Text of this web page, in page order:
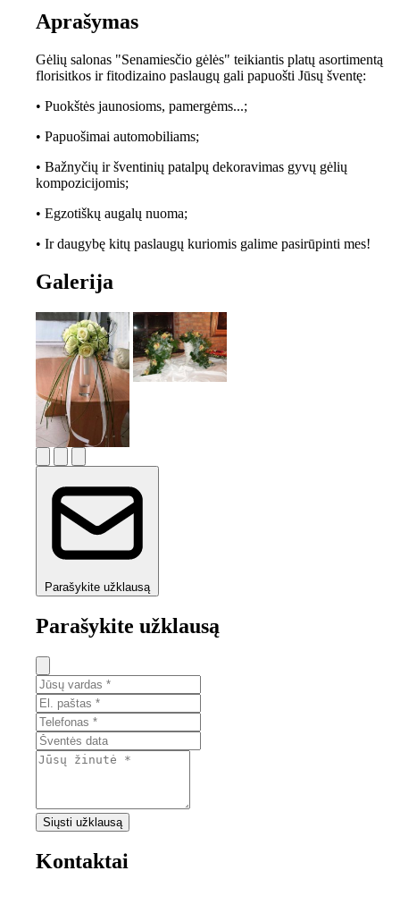
Aprašymas
Gėlių salonas "Senamiesčio gėlės" teikiantis platų asortimentą
florisitkos ir fitodizaino paslaugų gali papuošti Jūsų šventę:
• Puokštės jaunosioms, pamergėms...;
• Papuošimai automobiliams;
• Bažnyčių ir šventinių patalpų dekoravimas gyvų gėlių
kompozicijomis;
• Egzotiškų augalų nuoma;
• Ir daugybę kitų paslaugų kuriomis galime pasirūpinti mes!
Galerija
Parašykite užklausą
Parašykite užklausą
Siųsti užklausą
Kontaktai